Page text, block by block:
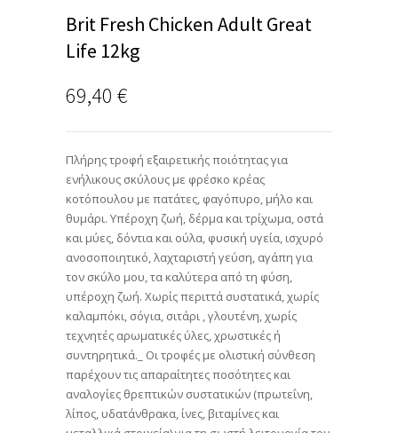
Brit Fresh Chicken Adult Great
Life 12kg
69,40 €
Πλήρης τροφή εξαιρετικής ποιότητας για
ενήλικους σκύλους με φρέσκο κρέας
κοτόπουλου με πατάτες, φαγόπυρο, μήλο και
θυμάρι. Υπέροχη ζωή, δέρμα και τρίχωμα, οστά
και μύες, δόντια και ούλα, φυσική υγεία, ισχυρό
ανοσοποιητικό, λαχταριστή γεύση, αγάπη για
τον σκύλο μου, τα καλύτερα από τη φύση,
υπέροχη ζωή. Χωρίς περιττά συστατικά, χωρίς
καλαμπόκι, σόγια, σιτάρι , γλουτένη, χωρίς
τεχνητές αρωματικές ύλες, χρωστικές ή
συντηρητικά._ Οι τροφές με ολιστική σύνθεση
παρέχουν τις απαραίτητες ποσότητες και
αναλογίες θρεπτικών συστατικών (πρωτεΐνη,
λίπος, υδατάνθρακα, ίνες, βιταμίνες και